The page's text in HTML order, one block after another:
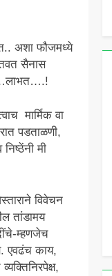
अशा फौजमध्ये
सैनास
मार्मिक वा
पडताळणी,
मी
विवेचन
तांडामय
म्हणजेच
एवढंच काय,